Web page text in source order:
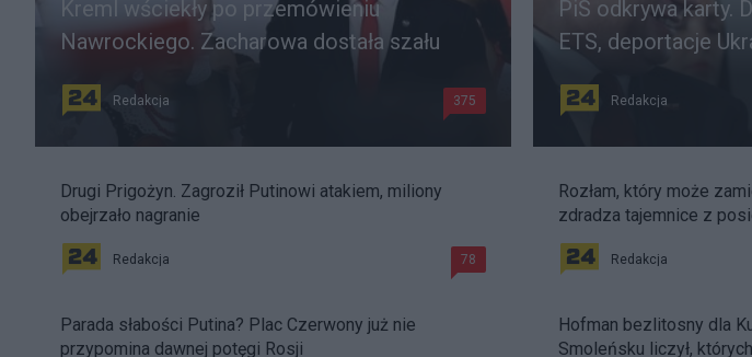
Kreml wściekły po przemówieniu
Nawrockiego. Zacharowa dostała szału
Redakcja 375
Drugi Prigożyn. Zagroził Putinowi atakiem, miliony
obejrzało nagranie
Redakcja 78
Parada słabości Putina? Plac Czerwony już nie
przypomina dawnej potęgi Rosji
PiS odkrywa karty.
ETS, deportacje
Redakcja
Rozłam, który może
zdradza tajemnice z
Redakcja
Hofman bezlitosny dla
Smoleńsku liczył,